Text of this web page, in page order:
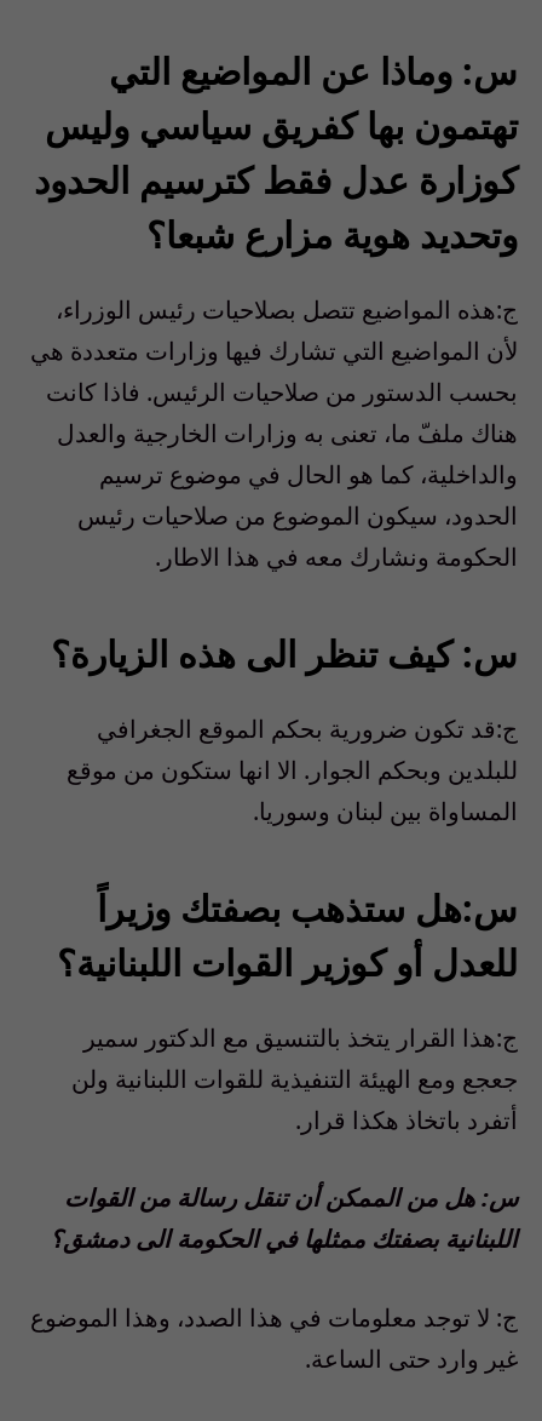
س: وماذا عن المواضيع التي
تهتمون بها كفريق سياسي وليس
كوزارة عدل فقط كترسيم الحدود
وتحديد هوية مزارع شبعا؟
ج:هذه المواضيع تتصل بصلاحيات رئيس الوزراء،
لأن المواضيع التي تشارك فيها وزارات متعددة هي
بحسب الدستور من صلاحيات الرئيس. فاذا كانت
هناك ملفّ ما، تعنى به وزارات الخارجية والعدل
والداخلية، كما هو الحال في موضوع ترسيم
الحدود، سيكون الموضوع من صلاحيات رئيس
الحكومة ونشارك معه في هذا الاطار.
س: كيف تنظر الى هذه الزيارة؟
ج:قد تكون ضرورية بحكم الموقع الجغرافي
للبلدين وبحكم الجوار. الا انها ستكون من موقع
المساواة بين لبنان وسوريا.
س:هل ستذهب بصفتك وزيراً
للعدل أو كوزير القوات اللبنانية؟
ج:هذا القرار يتخذ بالتنسيق مع الدكتور سمير
جعجع ومع الهيئة التنفيذية للقوات اللبنانية ولن
أتفرد باتخاذ هكذا قرار.
س: هل من الممكن أن تنقل رسالة من القوات
اللبنانية بصفتك ممثلها في الحكومة الى دمشق؟
ج: لا توجد معلومات في هذا الصدد، وهذا الموضوع
غير وارد حتى الساعة.